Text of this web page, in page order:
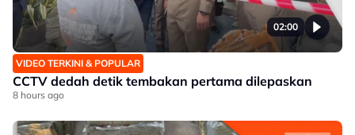
02:00
VIDEO TERKINI & POPULAR
CCTV dedah detik tembakan pertama dilepaskan
8 hours ago